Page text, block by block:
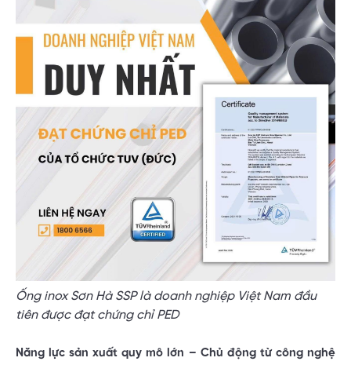
Ống inox Sơn Hà SSP là doanh nghiệp Việt Nam đầu
tiên được đạt chứng chỉ PED
Năng lực sản xuất quy mô lớn – Chủ động từ công nghệ